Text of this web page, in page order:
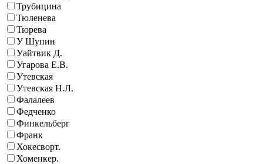
Трубицина
Тюленева
Тюрева
У Шупин
Уайтвик Д.
Угарова Е.В.
Утевская
Утевская Н.Л.
Фалалеев
Федченко
Финкельберг
Франк
Хокесворт.
Хоменкер.